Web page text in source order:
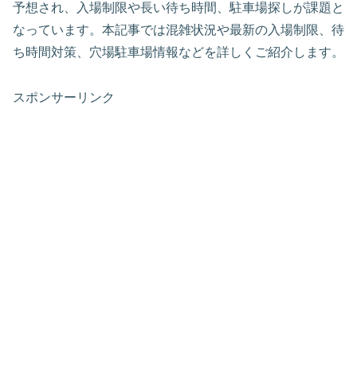
予想され、入場制限や長い待ち時間、駐車場探しが課題と
なっています。本記事では混雑状況や最新の入場制限、待
ち時間対策、穴場駐車場情報などを詳しくご紹介します。
スポンサーリンク